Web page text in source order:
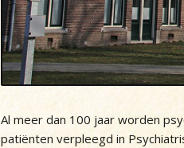
Al meer dan 100 jaar worden
patiënten verpleegd in